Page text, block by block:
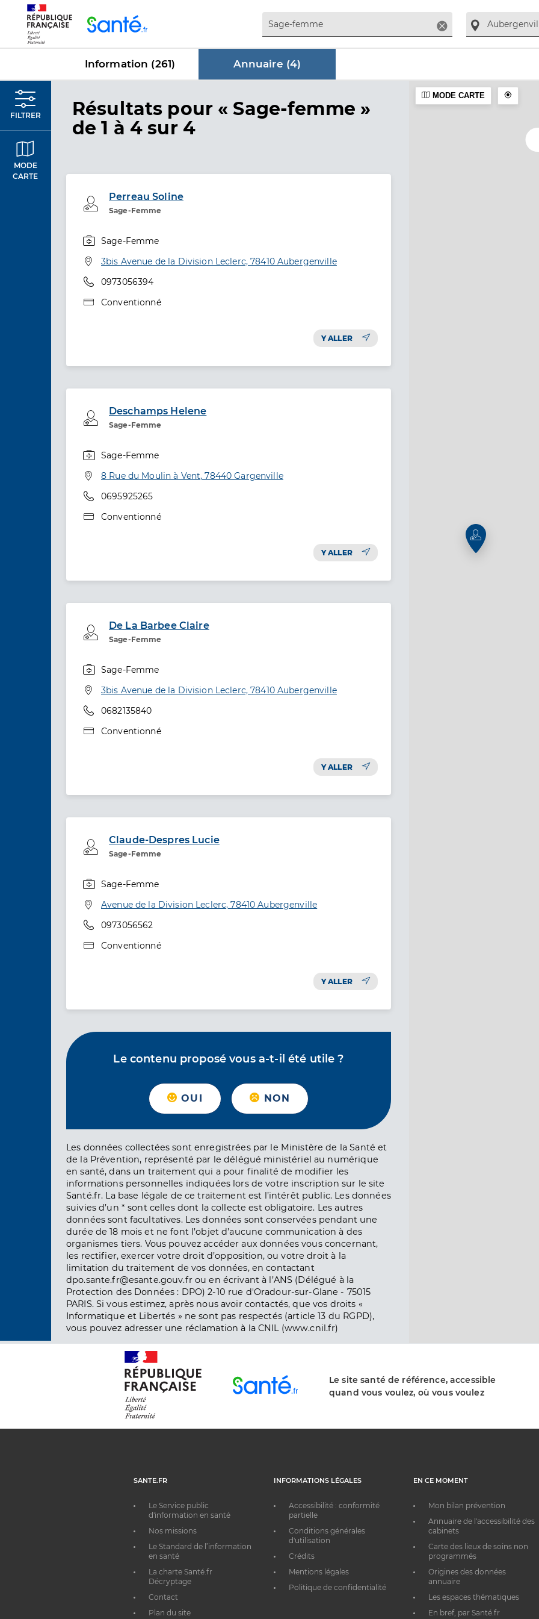
Supprimer
Information (261) Annuaire (4)
FILTRER
MODE
CARTE
Résultats dans Annuaire
pour « Sage-femme »
de 1 à 4 sur 4
Perreau Soline
Sage-Femme
Professionel de santé
Sage-Femme
Adresse
3bis Avenue de la Division Leclerc, 78410 Aubergenville
Téléphone
0973056394
Type de convention
Conventionné
Y ALLER
Deschamps Helene
Sage-Femme
Professionel de santé
Sage-Femme
Adresse
8 Rue du Moulin à Vent, 78440 Gargenville
Téléphone
0695925265
Type de convention
Conventionné
Y ALLER
De La Barbee Claire
Sage-Femme
Professionel de santé
Sage-Femme
Adresse
3bis Avenue de la Division Leclerc, 78410 Aubergenville
Téléphone
0682135840
Type de convention
Conventionné
Y ALLER
Claude-Despres Lucie
Sage-Femme
Professionel de santé
Sage-Femme
Adresse
Avenue de la Division Leclerc, 78410 Aubergenville
Téléphone
0973056562
Type de convention
Conventionné
Y ALLER
Le contenu proposé vous a-t-il été utile ?
OUI NON
Les données collectées sont enregistrées par le Ministère de la Santé et
de la Prévention, représenté par le délégué ministériel au numérique
en santé, dans un traitement qui a pour finalité de modifier les
informations personnelles indiquées lors de votre inscription sur le site
Santé.fr. La base légale de ce traitement est l’intérêt public. Les données
suivies d’un * sont celles dont la collecte est obligatoire. Les autres
données sont facultatives. Les données sont conservées pendant une
durée de 18 mois et ne font l’objet d’aucune communication à des
organismes tiers. Vous pouvez accéder aux données vous concernant,
les rectifier, exercer votre droit d’opposition, ou votre droit à la
limitation du traitement de vos données, en contactant
dpo.sante.fr@esante.gouv.fr ou en écrivant à l’ANS (Délégué à la
Protection des Données : DPO) 2-10 rue d'Oradour-sur-Glane - 75015
PARIS. Si vous estimez, après nous avoir contactés, que vos droits «
Informatique et Libertés » ne sont pas respectés (article 13 du RGPD),
vous pouvez adresser une réclamation à la CNIL (www.cnil.fr)
MODE CARTE
Le site santé de référence, accessible
quand vous voulez, où vous voulez
SANTE.FR
Le Service public
d'information en santé
Nos missions
Le Standard de l’information
en santé
La charte Santé.fr
Décryptage
Contact
Plan du site
INFORMATIONS LÉGALES
Accessibilité : conformité
partielle
Conditions générales
d'utilisation
Crédits
Mentions légales
Politique de confidentialité
EN CE MOMENT
Mon bilan prévention
Annuaire de l'accessibilité des
cabinets
Carte des lieux de soins non
programmés
Origines des données
annuaire
Les espaces thématiques
En bref, par Santé.fr
Panneau de gestion des cookies